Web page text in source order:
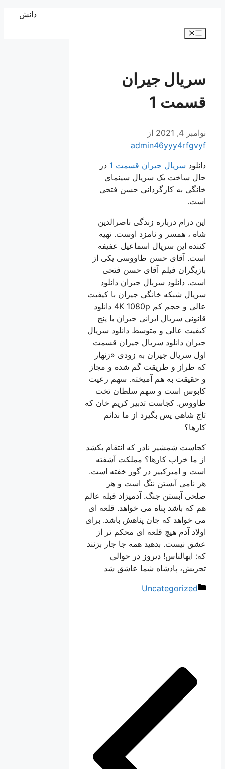
دانش
فهرست
سریال جیران
قسمت 1
نوامبر 4, 2021
از
admin46yyy4rfgvyf
دانلودسریال جیران قسمت 1 در
حال ساخت یک سریال سینمای
خانگی به کارگردانی حسن فتحی
است.
این درام درباره زندگی ناصرالدین
شاه ، همسر و نامزد اوست. تهیه
کننده این سریال اسماعیل عفیفه
است. آقای حسن طاووسی یکی از
بازیگران فیلم آقای حسن فتحی
است. دانلود سربال جیران دانلود
سریال شبکه خانگی جیران با کیفیت
عالی و حجم کم 4K 1080p دانلود
قانونی سریال ایرانی جیران با پنج
کیفیت عالی و متوسط دانلود سریال
جیران دانلود سریال جیران قسمت
اول سریال جیران به زودی «زنهار
که طراز و طریقت گم شده و مجاز
و حقیقت به هم آمیخته. سهم رعیت
کابوس است و سهم سلطان تخت
طاووس. کجاست تدبیر کریم خان که
تاج شاهی پس بگیرد از ما ندانم
کارها؟
کجاست شمشیر نادر که انتقام بکشد
از ما خراب کارها؟ مملکت آشفته
است و امیرکبیر در گور خفته است.
هر نامی آبستن ننگ است و هر
صلحی آبستن جنگ. آدمیزاد قبله عالم
هم که باشد پناه می خواهد. قلعه ای
می خواهد که جان پناهش باشد. برای
اولاد آدم هیچ قلعه ای محکم تر از
عشق نیست. بدهید همه جا جار بزنند
که: ایهالناس! دیروز در حوالی
تجریش، پادشاه شما عاشق شد
دسته‌ها
Uncategorized